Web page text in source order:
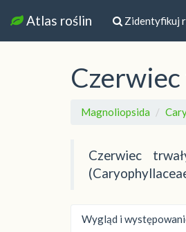
Atlas roślin Zidentyfikuj
Magnoliopsida
Czerwiec
Wygląd i